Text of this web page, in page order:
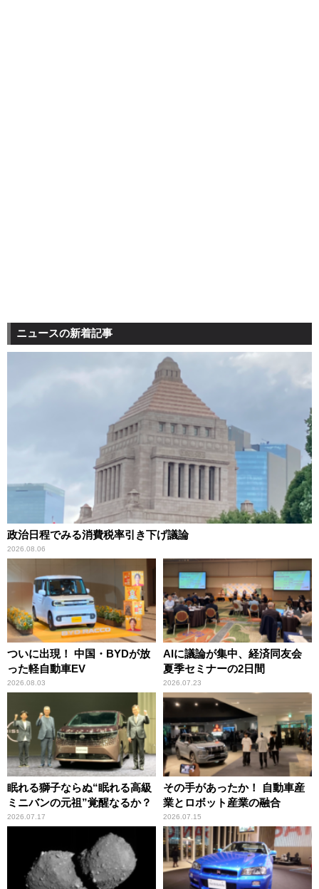
ニュースの新着記事
政治日程でみる消費税率引き下げ議論
2026.08.06
ついに出現！ 中国・BYDが放
った軽自動車EV
2026.08.03
AIに議論が集中、経済同友会
夏季セミナーの2日間
2026.07.23
眠れる獅子ならぬ“眠れる高級
ミニバンの元祖”覚醒なるか？
2026.07.17
その手があったか！ 自動車産
業とロボット産業の融合
2026.07.15